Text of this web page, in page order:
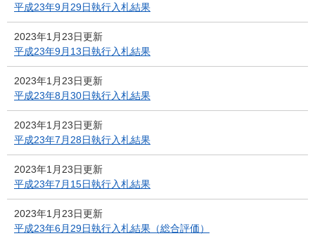
平成23年9月29日執行入札結果
2023年1月23日更新
平成23年9月13日執行入札結果
2023年1月23日更新
平成23年8月30日執行入札結果
2023年1月23日更新
平成23年7月28日執行入札結果
2023年1月23日更新
平成23年7月15日執行入札結果
2023年1月23日更新
平成23年6月29日執行入札結果（総合評価）